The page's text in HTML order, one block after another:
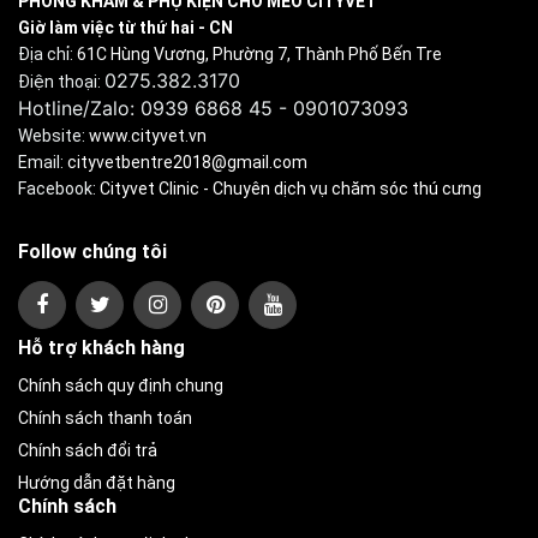
Giờ làm việc từ thứ hai - CN
Địa chỉ: 61C Hùng Vương, Phường 7, Thành Phố Bến Tre
Điện thoại: 0275.382.3170
Hotline/Zalo: 0939 6868 45 - 0901073093
Website: www.cityvet.vn
Email: cityvetbentre2018@gmail.com
Facebook: Cityvet Clinic - Chuyên dịch vụ chăm sóc thú cưng
Follow chúng tôi
Hỗ trợ khách hàng
Chính sách quy định chung
Chính sách thanh toán
Chính sách đổi trả
Hướng dẫn đặt hàng
Chính sách